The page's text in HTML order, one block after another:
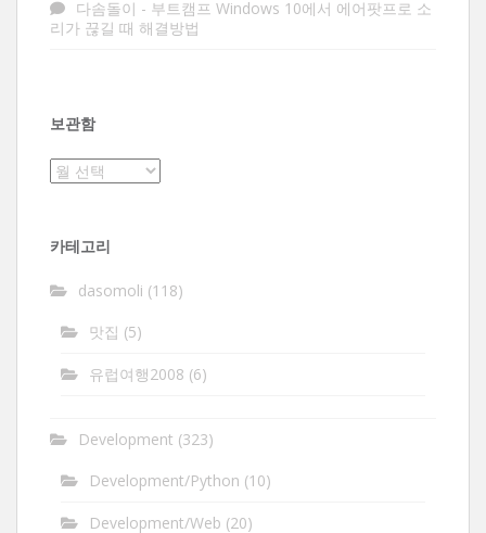
다솜돌이 - 부트캠프 Windows 10에서 에어팟프로 소
리가 끊길 때 해결방법
보관함
보
카테고리
dasomoli (118)
맛집 (5)
유럽여행2008 (6)
Development (323)
Development/Python (10)
Development/Web (20)